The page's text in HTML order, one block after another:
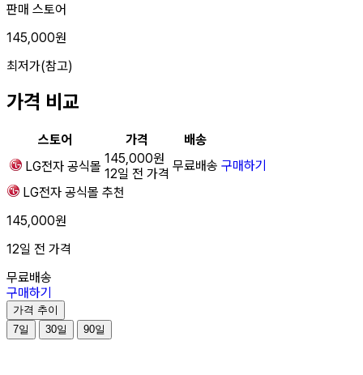
판매 스토어
145,000원
최저가(참고)
가격 비교
스토어 가격
배송
LG전자 공식몰
145,000원
12일 전 가격
무료배송 구매하기
LG전자 공식몰 추천
145,000원
12일 전 가격
무료배송
구매하기
가격 추이
7일
30일 90일